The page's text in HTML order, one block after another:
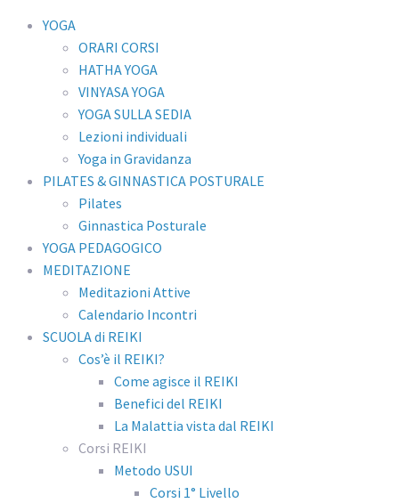
YOGA
ORARI CORSI
HATHA YOGA
VINYASA YOGA
YOGA SULLA SEDIA
Lezioni individuali
Yoga in Gravidanza
PILATES & GINNASTICA POSTURALE
Pilates
Ginnastica Posturale
YOGA PEDAGOGICO
MEDITAZIONE
Meditazioni Attive
Calendario Incontri
SCUOLA di REIKI
Cos’è il REIKI?
Come agisce il REIKI
Benefici del REIKI
La Malattia vista dal REIKI
Corsi REIKI
Metodo USUI
Corsi 1° Livello